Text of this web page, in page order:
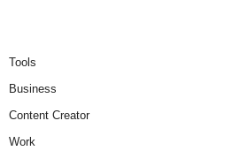
Tools
Business
Content Creator
Work